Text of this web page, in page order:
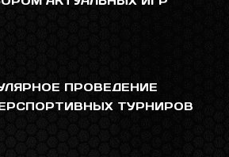
ПРОВЕДЕНИЕ
ТУРНИРОВ